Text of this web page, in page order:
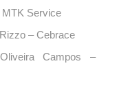
MTK Service
– Cebrace
Campos –